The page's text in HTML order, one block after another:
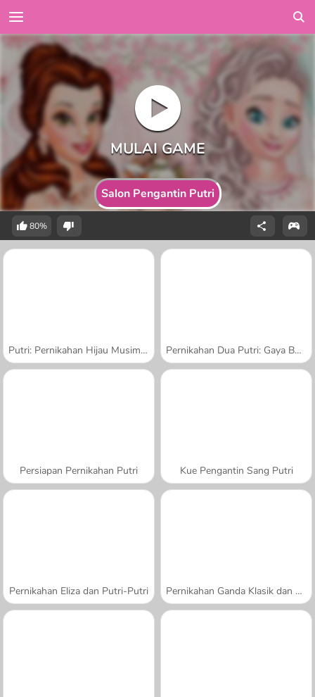
Salon Pengantin Putri
80%
Putri: Pernikahan Hijau Musim Semi Pernikahan Dua Putri: Gaya Boho
Persiapan Pernikahan Putri Kue Pengantin Sang Putri
Pernikahan Eliza dan Putri-Putri Pernikahan Ganda Klasik dan Glamor